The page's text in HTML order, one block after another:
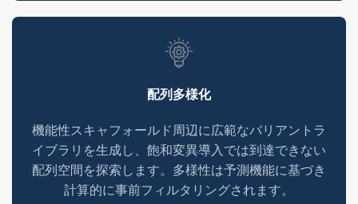
配列多様化
機能性スキャフォールド周辺に広範なバリアントラ
イブラリを生成し、飽和変異導入では到達できない
配列空間を探索します。多様性は予測機能に基づき
計算的に事前フィルタリングされます。